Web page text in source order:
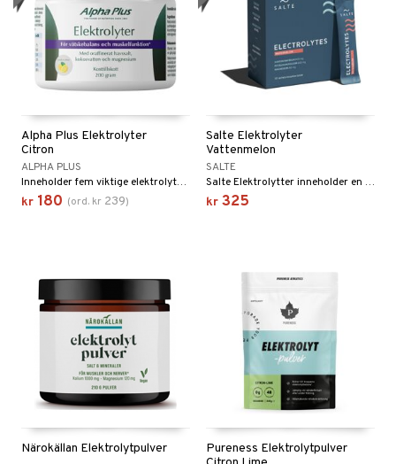
Alpha Plus Elektrolyter
Citron
ALPHA PLUS
Inneholder fem viktige elektrolytter: magnesium, kalium, kalsium, natrium og klorid.
kr 180 (ord. kr 239)
Salte Elektrolyter
Vattenmelon
SALTE
Salte Elektrolytter inneholder en større mengde mineraler for å gjøre en forskjell. Helt uten sukker.
kr 325
Närokällan Elektrolytpulver
Pureness Elektrolytpulver